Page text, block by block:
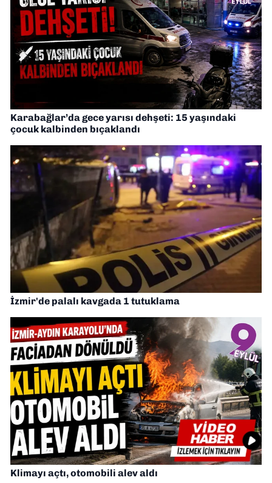
Karabağlar’da gece yarısı dehşeti: 15 yaşındaki
çocuk kalbinden bıçaklandı
İzmir'de palalı kavgada 1 tutuklama
Klimayı açtı, otomobili alev aldı